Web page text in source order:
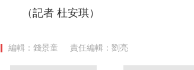
（記者 杜安琪）
編輯：錢景童 責任編輯：劉亮